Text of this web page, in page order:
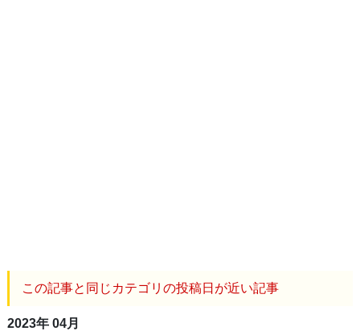
この記事と同じカテゴリの投稿日が近い記事
2023年 04月